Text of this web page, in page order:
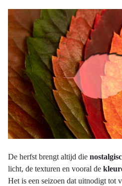
De herfst brengt altijd die
licht, de texturen en vooral de
Het is een seizoen dat uitnodigt tot